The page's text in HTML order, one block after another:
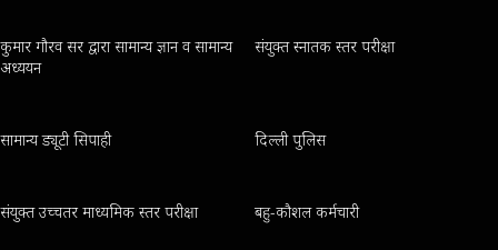
कुमार गौरव सर द्वारा सामान्य ज्ञान व सामान्य
अध्ययन
संयुक्त स्नातक स्तर परीक्षा
सामान्य ड्यूटी सिपाही दिल्ली पुलिस
संयुक्त उच्चतर माध्यमिक स्तर परीक्षा बहु-कौशल कर्मचारी